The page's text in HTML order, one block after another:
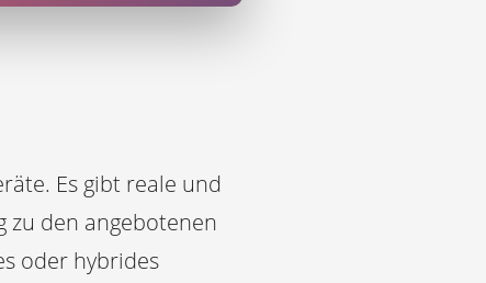
Es gibt reale und
zu den angebotenen
oder hybrides